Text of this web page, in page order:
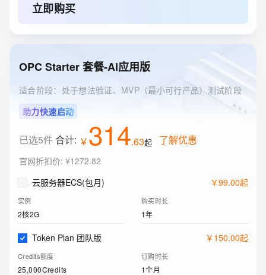
立即购买
OPC Starter 套餐-AI应用版
适合阶段：处于想法验证、MVP（最小可行产品）测试阶段
助力快速启动
已选5件合计: ￥314.63起 了解优惠
官网折扣价: ¥1272.82
云服务器ECS(包月)
￥99.00起
实例
2核2G
购买时长
1年
Token Plan 团队版 ￥ 150.00起
Credits额度
25,000Credits
订购时长
1个月